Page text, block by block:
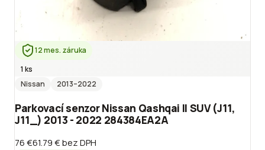
12 mes. záruka
1 ks
Nissan
2013–2022
Parkovací senzor Nissan Qashqai II SUV (J11,
J11_) 2013 - 2022 284384EA2A
76 €61.79 €bez DPH